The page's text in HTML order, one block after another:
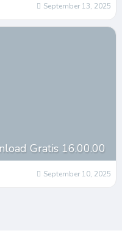
September 13, 2025
Gratis 16.00.00
September 10, 2025